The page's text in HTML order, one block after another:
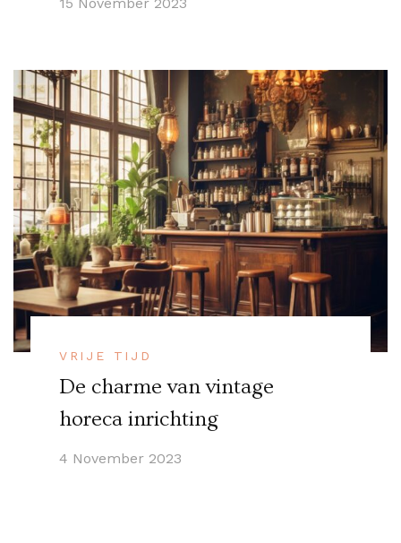
VRIJE TIJD
De charme van vintage
horeca inrichting
4 November 2023